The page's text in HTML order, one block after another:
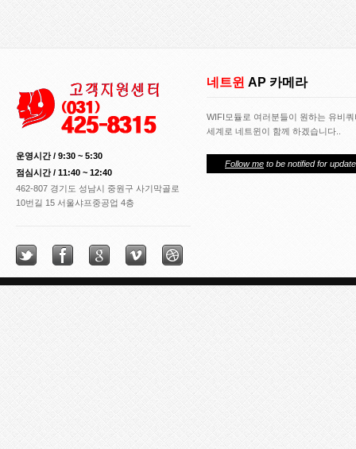
운영시간 / 9:30 ~ 5:30
점심시간 / 11:40 ~ 12:40
462-807 경기도 성남시 중원구 사기막골로
10번길 15 서울샤프중공업 4층
네트윈 AP 카메라
WIFI모듈로 여러분들이 원하는 유비
세계로 네트윈이 함께 하겠습니다..
Follow me to be notified for